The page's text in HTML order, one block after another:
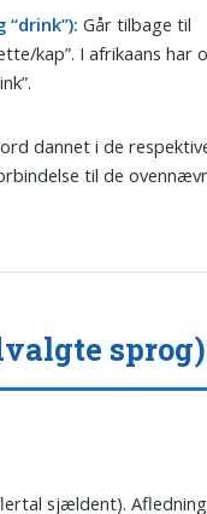
Går tilbage til
kap”. I afrikaans har
dannet i de
til de
sprog)
sjældent).